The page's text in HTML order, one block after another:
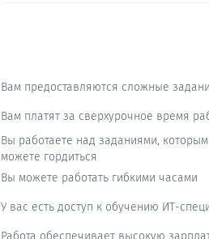
Вам предоставляются сложные
Вам платят за сверхурочное время
Вы работаете над заданиями,
можете гордиться
Вы можете работать гибкими часами
У вас есть доступ к обучению ИТ-
Работа обеспечивает высокую